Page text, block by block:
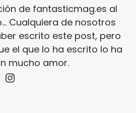
de fantasticmag.es al
Cualquiera de nosotros
escrito este post, pero
el que lo ha escrito lo ha
mucho amor.